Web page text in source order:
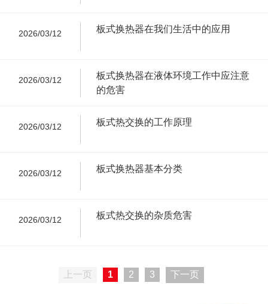
2026/03/12 板式换热器在我们生活中的应用
2026/03/12
板式换热器在液体环境工作中应注意
的危害
2026/03/12 板式热交换的工作原理
2026/03/12 板式换热器基本分类
2026/03/12 板式热交换的杂质危害
上一页 1 2 3 下一页